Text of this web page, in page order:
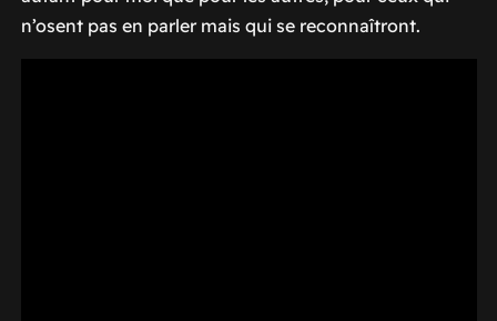
n’osent pas en parler mais qui se reconnaîtront.